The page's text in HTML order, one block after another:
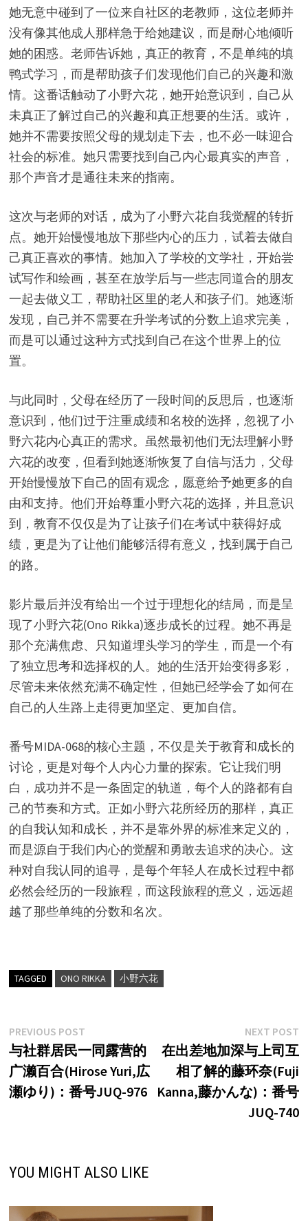
她无意中碰到了一位来自社区的老教师，这位老师并
没有像其他成人那样急于给她建议，而是耐心地倾听
她的困惑。老师告诉她，真正的教育，不是单纯的填
鸭式学习，而是帮助孩子们发现他们自己的兴趣和激
情。这番话触动了小野六花，她开始意识到，自己从
未真正了解过自己的兴趣和真正想要的生活。或许，
她并不需要按照父母的规划走下去，也不必一味迎合
社会的标准。她只需要找到自己内心最真实的声音，
那个声音才是通往未来的指南。
这次与老师的对话，成为了小野六花自我觉醒的转折
点。她开始慢慢地放下那些内心的压力，试着去做自
己真正喜欢的事情。她加入了学校的文学社，开始尝
试写作和绘画，甚至在放学后与一些志同道合的朋友
一起去做义工，帮助社区里的老人和孩子们。她逐渐
发现，自己并不需要在升学考试的分数上追求完美，
而是可以通过这种方式找到自己在这个世界上的位
置。
与此同时，父母在经历了一段时间的反思后，也逐渐
意识到，他们过于注重成绩和名校的选择，忽视了小
野六花内心真正的需求。虽然最初他们无法理解小野
六花的改变，但看到她逐渐恢复了自信与活力，父母
开始慢慢放下自己的固有观念，愿意给予她更多的自
由和支持。他们开始尊重小野六花的选择，并且意识
到，教育不仅仅是为了让孩子们在考试中获得好成
绩，更是为了让他们能够活得有意义，找到属于自己
的路。
影片最后并没有给出一个过于理想化的结局，而是呈
现了小野六花(Ono Rikka)逐步成长的过程。她不再是
那个充满焦虑、只知道埋头学习的学生，而是一个有
了独立思考和选择权的人。她的生活开始变得多彩，
尽管未来依然充满不确定性，但她已经学会了如何在
自己的人生路上走得更加坚定、更加自信。
番号MIDA-068的核心主题，不仅是关于教育和成长的
讨论，更是对每个人内心力量的探索。它让我们明
白，成功并不是一条固定的轨道，每个人的路都有自
己的节奏和方式。正如小野六花所经历的那样，真正
的自我认知和成长，并不是靠外界的标准来定义的，
而是源自于我们内心的觉醒和勇敢去追求的决心。这
种对自我认同的追寻，是每个年轻人在成长过程中都
必然会经历的一段旅程，而这段旅程的意义，远远超
越了那些单纯的分数和名次。
TAGGED ONO RIKKA 小野六花
文
章
导
PREVIOUS POSTPrevious
post:
与社群居民一同露营的
广濑百合(Hirose Yuri,広
瀬ゆり)：番号JUQ-976
NEXT POST
在出差地加深与上司互
相了解的藤环奈(Fuji
Kanna,藤かんな)：番号
JUQ-740
YOU MIGHT ALSO LIKE